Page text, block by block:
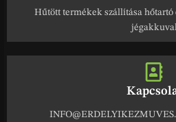
Hűtött termékek szállítása hőtartó